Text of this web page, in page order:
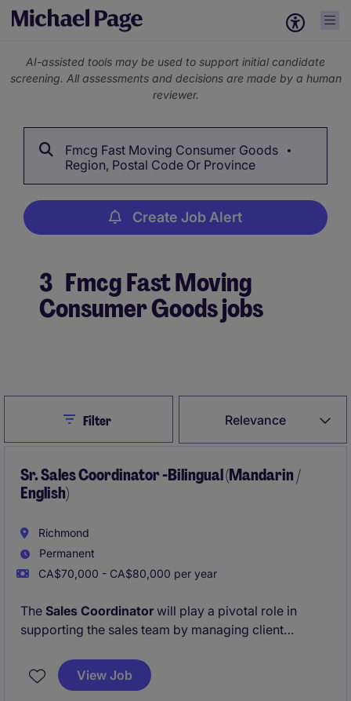
AI-assisted tools may be used to support initial candidate
screening. All assessments and decisions are made by a human
reviewer.
Fmcg Fast Moving Consumer Goods
Region, Postal Code Or Province
Create Job Alert
3 Fmcg Fast Moving
Consumer Goods jobs
Relevance
CloseFilter
Sr. Sales Coordinator -Bilingual (Mandarin /
English)
Richmond
Permanent
CA$70,000 - CA$80,000 per year
The Sales Coordinator will play a pivotal role in
supporting the sales team by managing client
smooth operations within the sales department. This
position is ideal for an organized and detail-oriented
View Job